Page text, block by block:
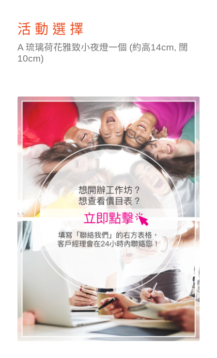
活 動 選 擇
A 琉璃荷花雅致小夜燈一個 (約高14cm, 闊
10cm)